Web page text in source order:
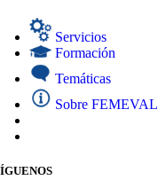
Servicios
Formación
Temáticas
Sobre FEMEVAL